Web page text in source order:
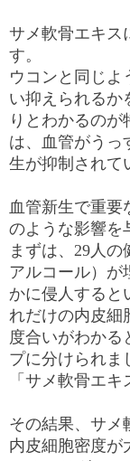
サメ軟骨エキス
す。
ウコンと同じよ
い抑えられるか
りとわかるの
は、血管がうっ
生が抑制されて
血管新生で重要
のような影響を
まずは、29人
アルコール）が
かに侵人すると
れだけの内皮細
度合いがわかる
プに分けられま
「サメ軟骨エ
その結果、サメ
内皮細胞密度が